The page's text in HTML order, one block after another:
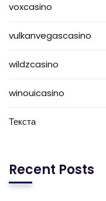
voxcasino
vulkanvegascasino
wildzcasino
winouicasino
Текста
Recent Posts